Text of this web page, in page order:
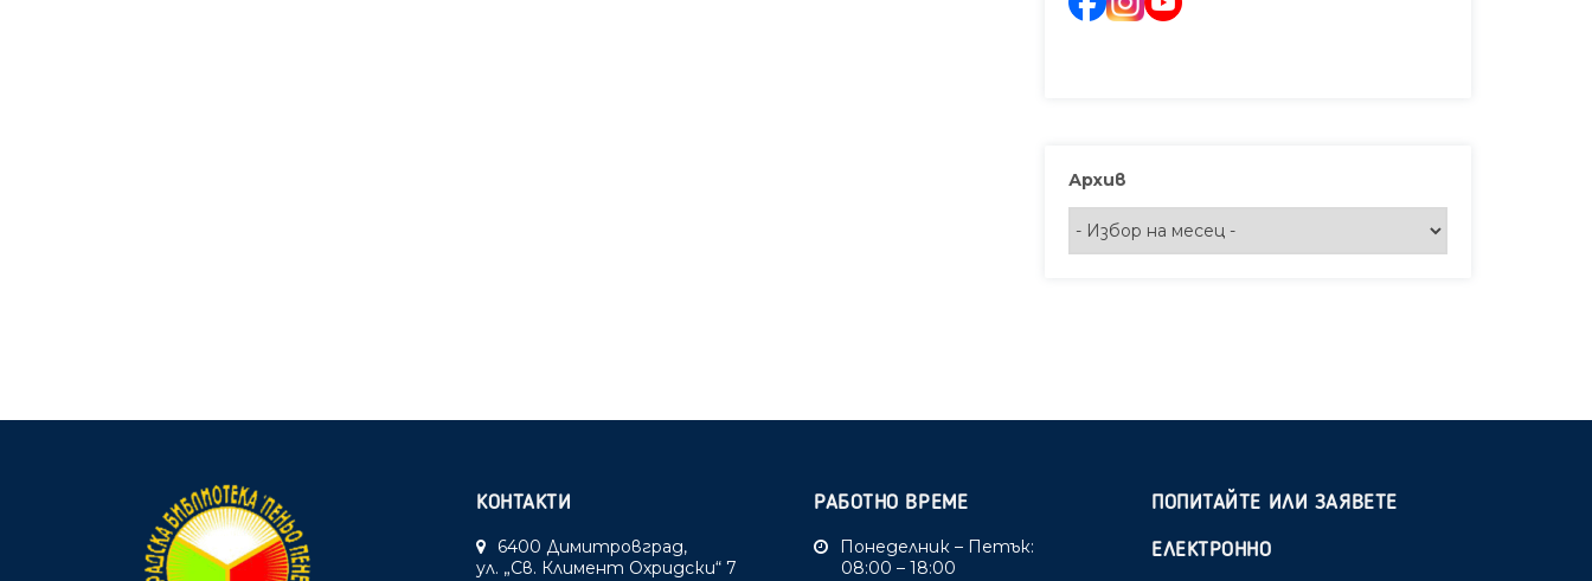
Архив
КОНТАКТИ
6400 Димитровград,
ул. „Св. Климент Охридски“ 7
РАБОТНО ВРЕМЕ
Понеделник – Петък:
08:00 – 18:00
ПОПИТАЙТЕ ИЛИ ЗАЯВЕТЕ
ЕЛЕКТРОННО